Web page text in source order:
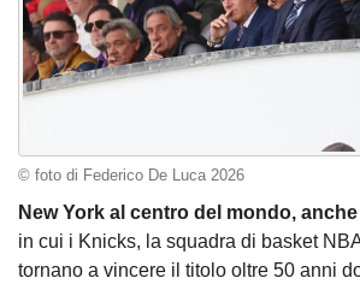
© foto di Federico De Luca 2026
New York al centro del mondo,
in cui i Knicks, la squadra di basket
tornano a vincere il titolo oltre 50 anni